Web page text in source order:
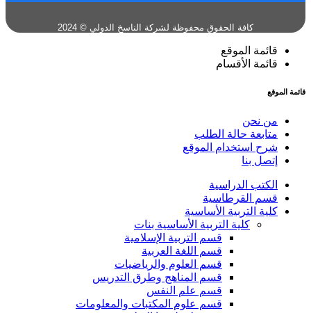
كافة الحقوق محفوظة لشركة الناسخ الدولي © 2024
قائمة الموقع
قائمة الأقسام
قائمة الموقع
من نحن
متابعة حالة الطلب
شرح استخدام الموقع
إتصل بنا
الكتب الدراسية
قسم القرطاسية
كلية التربية الأساسية
كلية التربية الأساسية بنات
قسم التربية الإسلامية
قسم اللغة العربية
قسم العلوم والرياضيات
قسم المناهج وطرق التدريس
قسم علم النفس
قسم علوم المكتبات والمعلومات